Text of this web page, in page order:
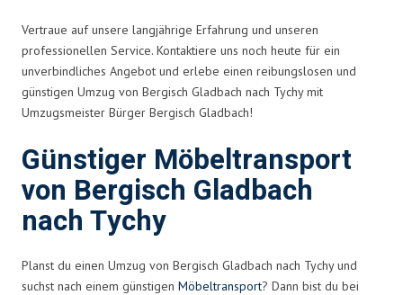
Vertraue auf unsere langjährige Erfahrung und unseren
professionellen Service. Kontaktiere uns noch heute für ein
unverbindliches Angebot und erlebe einen reibungslosen und
günstigen Umzug von Bergisch Gladbach nach Tychy mit
Umzugsmeister Bürger Bergisch Gladbach!
Günstiger Möbeltransport
von Bergisch Gladbach
nach Tychy
Planst du einen Umzug von Bergisch Gladbach nach Tychy und
suchst nach einem günstigen Möbeltransport? Dann bist du bei